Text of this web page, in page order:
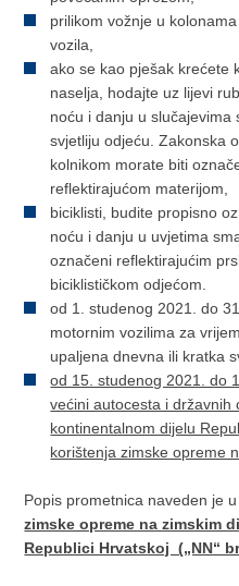
prilikom vožnje u
vozila,
ako se kao pješak krećete
naselja, hodajte uz lijevi
noću i danju u slučajevima
svjetliju odjeću. Zakonska
kolnikom morate biti
reflektirajućom materijom,
biciklisti, budite propisno
noću i danju u uvjetima
označeni reflektirajućim
biciklističkom odjećom.
od 1. studenog 2021. do
motornim vozilima za
upaljena dnevna ili kratka
od 15. studenog 2021. do
većini autocesta i državnih
kontinentalnom dijelu
korištenja zimske opreme
Popis prometnica naveden je
zimske opreme na zimskim
Republici Hrvatskoj („NN“